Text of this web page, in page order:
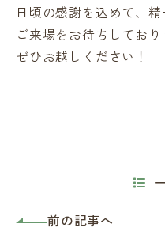
日頃の感謝を込めて、
ご来場をお待ちしており
ぜひお越しください！
前の記事へ